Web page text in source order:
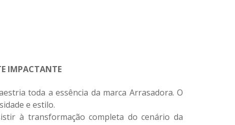
IMPACTANTE
toda a essência da marca Arrasadora. O
e estilo.
à transformação completa do cenário da